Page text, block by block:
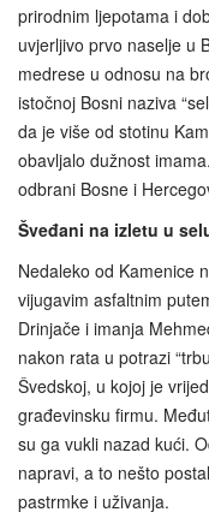
prirodnim ljepotama i
uvjerljivo prvo naselje u
medrese u odnosu na
istočnoj Bosni naziva
da je više od stotinu
obavljalo dužnost
odbrani Bosne i
Šveđani na izletu u
Nedaleko od Kamenice
vijugavim asfaltnim
Drinjače i imanja
nakon rata u potrazi
Švedskoj, u kojoj je
građevinsku firmu.
su ga vukli nazad kući.
napravi, a to nešto
pastrmke i uživanja.